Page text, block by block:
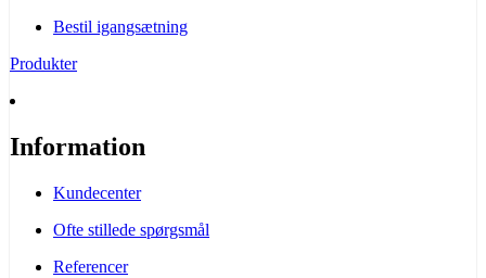
Bestil igangsætning
Produkter
Information
Kundecenter
Ofte stillede spørgsmål
Referencer